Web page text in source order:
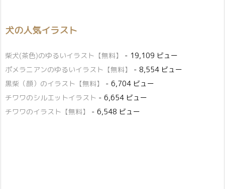
犬の人気イラスト
柴犬(茶色)のゆるいイラスト【無料】
- 19,109 ビュー
ポメラニアンのゆるいイラスト【無料】
- 8,554 ビュー
黒柴（顔）のイラスト【無料】
- 6,704 ビュー
チワワのシルエットイラスト - 6,654 ビュー
チワワのイラスト【無料】
- 6,548 ビュー